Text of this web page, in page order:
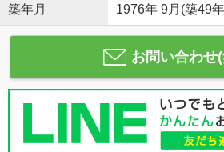
築年月 1976年 9月(築49
お問い合わせ